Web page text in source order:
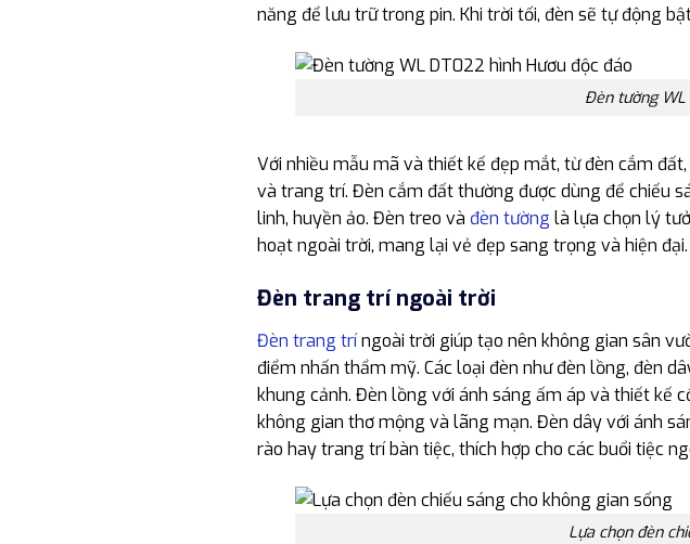
năng để lưu trữ trong pin. Khi trời tối, đèn sẽ tự động
Đèn tường WL
Với nhiều mẫu mã và thiết kế đẹp mắt, từ đèn cắm
và trang trí. Đèn cắm đất thường được dùng để chiếu
linh, huyền ảo. Đèn treo và đèn tường là lựa chọn lý
hoạt ngoài trời, mang lại vẻ đẹp sang trọng và hiện đại.
Đèn trang trí ngoài trời
Đèn trang tríngoài trời giúp tạo nên không gian sân
điểm nhấn thẩm mỹ. Các loại đèn như đèn lồng, đèn
khung cảnh. Đèn lồng với ánh sáng ấm áp và thiết kế
không gian thơ mộng và lãng mạn. Đèn dây với ánh
rào hay trang trí bàn tiệc, thích hợp cho các buổi tiệc
Lựa chọn đèn